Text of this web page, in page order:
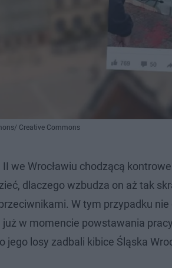
Creative Commons
II we Wrocławiu chodzącą
dlaczego wzbudza on aż tak
W tym przypadku
w momencie powstawania
jego losy zadbali kibice Śląska